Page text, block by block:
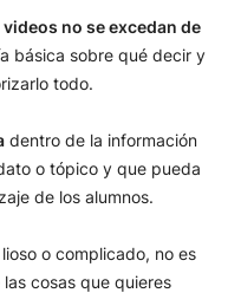
videos no se excedan de
básica sobre qué decir y
todo.
dentro de la información
o tópico y que pueda
de los alumnos.
o complicado, no es
cosas que quieres